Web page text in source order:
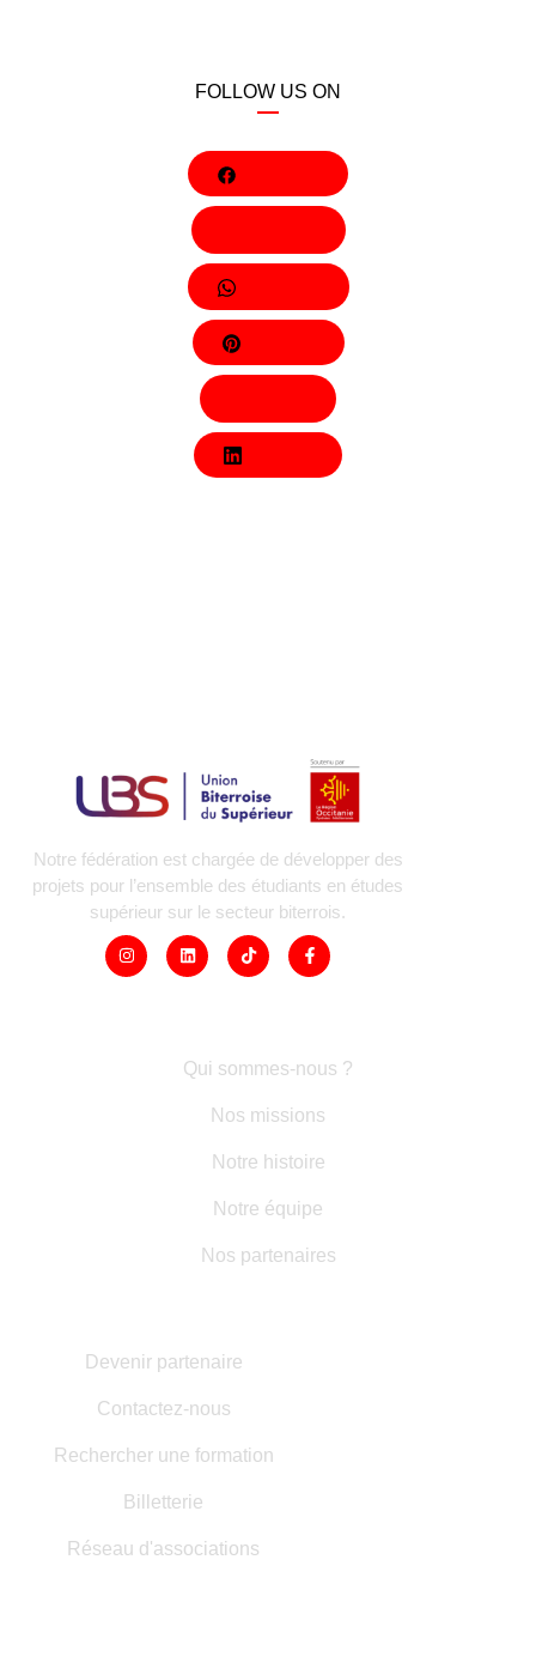
FOLLOW US ON
Whatsapp
Pinterest
Notre fédération est chargée de développer des
projets pour l’ensemble des étudiants en études
supérieur sur le secteur biterrois.
Qui sommes-nous ?
Nos missions
Notre histoire
Notre équipe
Nos partenaires
Devenir partenaire
Contactez-nous
Rechercher une formation
Billetterie
Réseau d'associations